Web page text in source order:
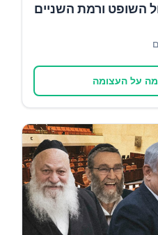
השופט ורמת השניים
על העצומה